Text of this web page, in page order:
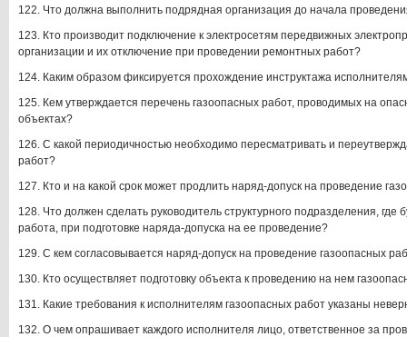
122. Что должна выполнить подрядная организация до начала
123. Кто производит подключение к электросетям передвижных
организации и их отключение при проведении ремонтных работ?
124. Каким образом фиксируется прохождение инструктажа
125. Кем утверждается перечень газоопасных работ, проводимых на
объектах?
126. С какой периодичностью необходимо пересматривать и
работ?
127. Кто и на какой срок может продлить наряд-допуск на проведение
128. Что должен сделать руководитель структурного подразделения, где
работа, при подготовке наряда-допуска на ее проведение?
129. С кем согласовывается наряд-допуск на проведение газоопасных
130. Кто осуществляет подготовку объекта к проведению на нем
131. Какие требования к исполнителям газоопасных работ указаны
132. О чем опрашивает каждого исполнителя лицо, ответственное за